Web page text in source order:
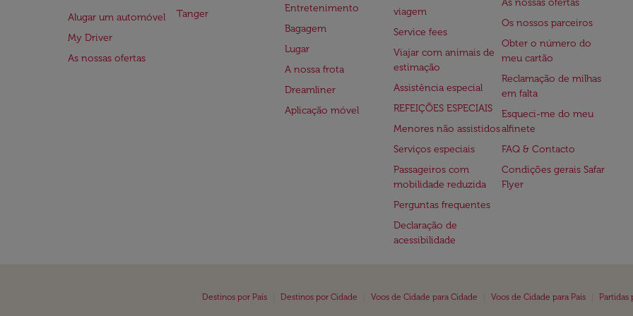
Alugar um automóvel
My Driver
As nossas ofertas
Tanger
Entretenimento
Bagagem
Lugar
A nossa frota
Dreamliner
Aplicação móvel
viagem
Service fees
Viajar com animais de
estimação
Assistência especial
REFEIÇÕES ESPECIAIS
Menores não assistidos
Serviços especiais
Passageiros com
mobilidade reduzida
Perguntas frequentes
Declaração de
acessibilidade
As nossas ofertas
Os nossos parceiros
Obter o número do
meu cartão
Reclamação de milhas
em falta
Esqueci-me do meu
alfinete
FAQ & Contacto
Condições gerais Safar
Flyer
Destinos por País Destinos por Cidade Voos de Cidade para Cidade Voos de Cidade para País Partidas